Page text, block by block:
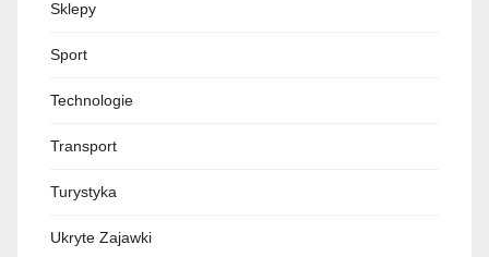
Sklepy
Sport
Technologie
Transport
Turystyka
Ukryte Zajawki